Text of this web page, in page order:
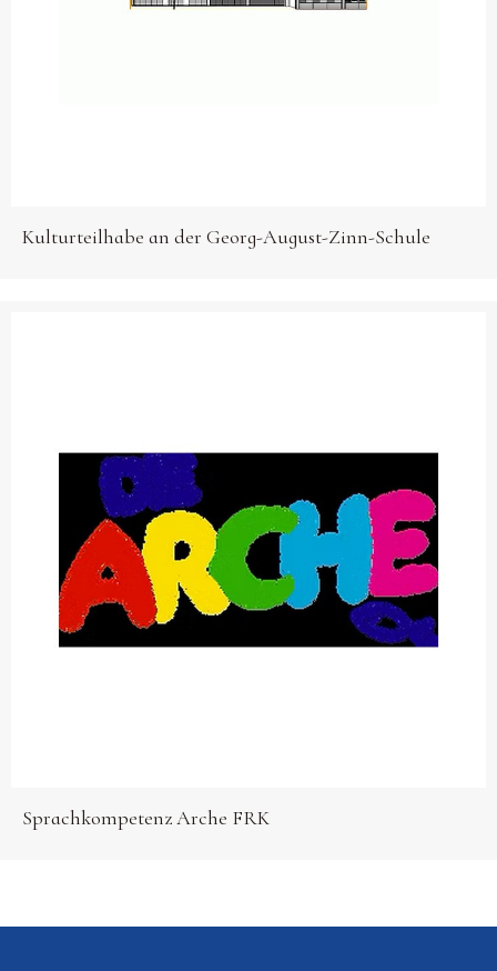
Kulturteilhabe an der Georg-August-Zinn-Schule
Sprachkompetenz Arche FRK